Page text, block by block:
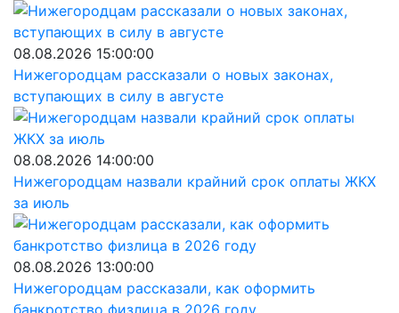
08.08.2026 15:00:00
Нижегородцам рассказали о новых законах,
вступающих в силу в августе
08.08.2026 14:00:00
Нижегородцам назвали крайний срок оплаты ЖКХ
за июль
08.08.2026 13:00:00
Нижегородцам рассказали, как оформить
банкротство физлица в 2026 году